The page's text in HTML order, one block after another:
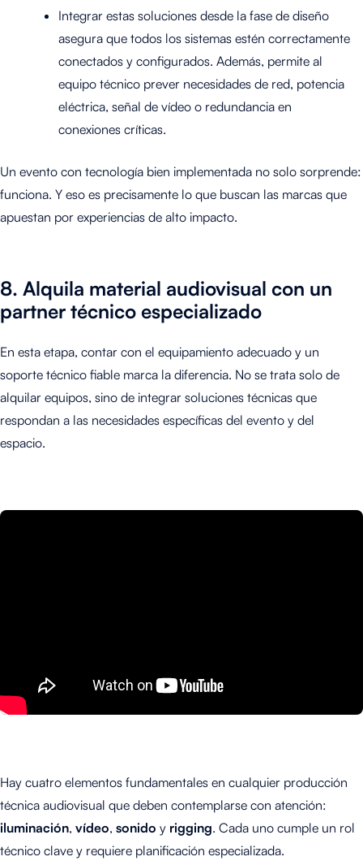
Integrar estas soluciones desde la fase de diseño
asegura que todos los sistemas estén correctamente
conectados y configurados. Además, permite al
equipo técnico prever necesidades de red, potencia
eléctrica, señal de vídeo o redundancia en
conexiones críticas.
Un evento con tecnología bien implementada no solo sorprende:
funciona. Y eso es precisamente lo que buscan las marcas que
apuestan por experiencias de alto impacto.
8. Alquila material audiovisual con un
partner técnico especializado
En esta etapa, contar con el equipamiento adecuado y un
soporte técnico fiable marca la diferencia. No se trata solo de
alquilar equipos, sino de integrar soluciones técnicas que
respondan a las necesidades específicas del evento y del
espacio.
Hay cuatro elementos fundamentales en cualquier producción
técnica audiovisual que deben contemplarse con atención:
iluminación, vídeo, sonido y rigging. Cada uno cumple un rol
técnico clave y requiere planificación especializada.